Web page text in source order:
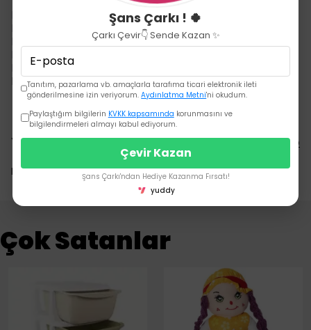
Modern ve şık tasarım
EN 1888 test belgesine sahip
Doğumdan itibaren kullanabilme
Ekstra yumuşak dokulu kumaş
Kompakt katlanabilir kasa özelliği
Devamını Göster
Yorumlar Yorum Yap
Bu ürün için henüz yorum yapılmamış.
Çok Satanlar
Şans Çarkı ! 🍀
Çarkı Çevir👇 Sende Kazan ✨
Tanıtım, pazarlama vb. amaçlarla tarafıma ticari elektronik ileti
gönderilmesine izin veriyorum.Aydınlatma Metni'ni okudum.
Paylaştığım bilgilerin KVKK kapsamında korunmasını ve
bilgilendirmeleri almayı kabul ediyorum.
Çevir Kazan
Şans Çarkı'ndan Hediye Kazanma Fırsatı!
yuddy